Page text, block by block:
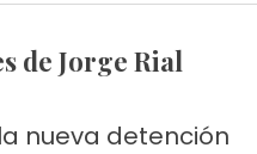
de Jorge Rial
nueva detención